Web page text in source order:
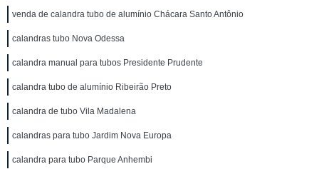
venda de calandra tubo de alumínio Chácara Santo Antônio
calandras tubo Nova Odessa
calandra manual para tubos Presidente Prudente
calandra tubo de alumínio Ribeirão Preto
calandra de tubo Vila Madalena
calandras para tubo Jardim Nova Europa
calandra para tubo Parque Anhembi